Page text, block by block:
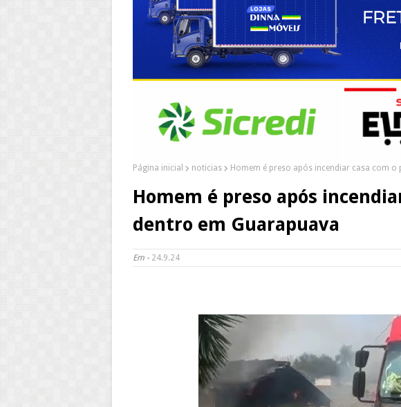
Página inicial noticias Homem é preso após incendiar casa com o
Homem é preso após
dentro em Guarapuava
Em - 24.9.24